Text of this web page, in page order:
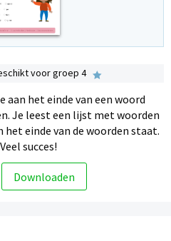
voor groep 4
aan het einde van een woord
Je leest een lijst met woorden
einde van de woorden staat.
succes!
Downloaden